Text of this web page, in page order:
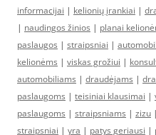
informacijai | kelionių įrankiai |
| naudingos žinios | planai
paslaugos | straipsniai |
kelionėms | viskas grožiui |
automobiliams | draudėjams |
paslaugoms | teisiniai klausimai |
paslaugoms | straipsniams | zizu |
straipsniai | yra | patys geriausi |